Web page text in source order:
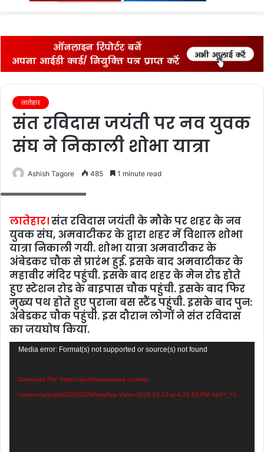
लातेहार
संत रविदास जयंती पर नव युवक
संघ ने निकाली शोभा यात्रा
Ashish Tagore 485 1 minute read
लातेहार।संत रविदास जयंती के मौके पर शहर के नव
युवक संघ, अमवाटीकर के द्वारा शहर में विशाल शोभा
यात्रा निकाली गयी. शोभा यात्रा अमवाटीकर के
अंबेडकर चौक से प्रारंभ हुई. इसके बाद अमवाटीकर के
महावीर मंदिर पहुंची. इसके बाद शहर के मेन रोड होते
हुए स्‍टेशन रोड के बाइपास चौक पहुंची. इसके बाद फिर
मुख्‍य पथ होते हुए पुराना बस स्‍टैंड पहुंची. इसके बाद पुन:
अंबेडकर चौक पहुंची. इस दौरान लोगों ने संत रविदास
का जयघोष किया.
Video
Media error: Format(s) not supported or source(s) not found
Download File: https://shubhamsanwad.com/wp-
content/uploads/2025/02/WhatsApp-Video-2025-02-12-at-4.22.53-PM.mp4?_=1